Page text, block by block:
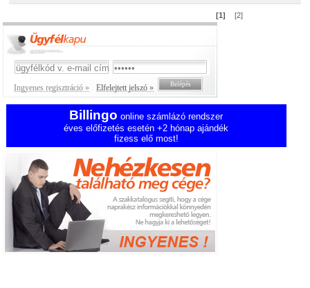
[1] [2]
Ingyenes regisztráció » Elfelejtett jelszó »
Billingo online számlázó rendszer
éves előfizetés esetén +2 hónap ajándék
fizess elő most!